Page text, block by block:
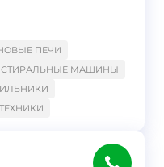
ПЕЧИ
СТИРАЛЬНЫЕ МАШИНЫ